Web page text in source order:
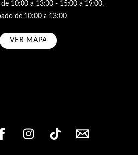
de 10:00 a 13:00 - 15:00 a 19:00,
de 10:00 a 13:00
VER MAPA